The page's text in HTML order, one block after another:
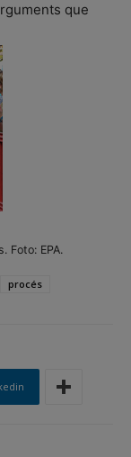
que
Foto: EPA.
procés